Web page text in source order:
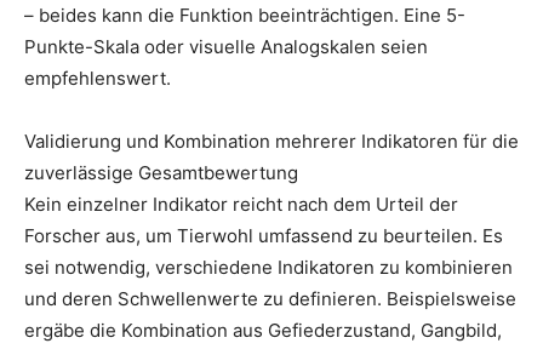
– beides kann die Funktion beeinträchtigen. Eine 5-
Punkte-Skala oder visuelle Analogskalen seien
empfehlenswert.
Validierung und Kombination mehrerer Indikatoren für die
zuverlässige Gesamtbewertung
Kein einzelner Indikator reicht nach dem Urteil der
Forscher aus, um Tierwohl umfassend zu beurteilen. Es
sei notwendig, verschiedene Indikatoren zu kombinieren
und deren Schwellenwerte zu definieren. Beispielsweise
ergäbe die Kombination aus Gefiederzustand, Gangbild,